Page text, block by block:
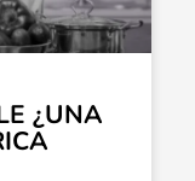
¿UNA